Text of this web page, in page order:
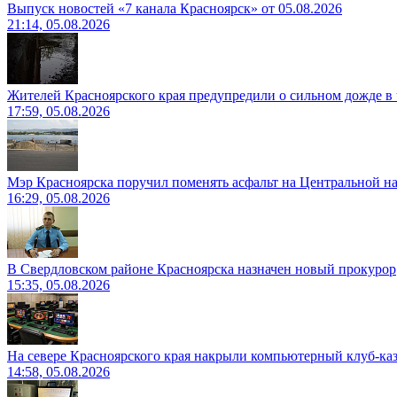
Выпуск новостей «7 канала Красноярск» от 05.08.2026
21:14, 05.08.2026
Жителей Красноярского края предупредили о сильном дожде в
17:59, 05.08.2026
Мэр Красноярска поручил поменять асфальт на Центральной
16:29, 05.08.2026
В Свердловском районе Красноярска назначен новый прокурор
15:35, 05.08.2026
На севере Красноярского края накрыли компьютерный клуб-
14:58, 05.08.2026